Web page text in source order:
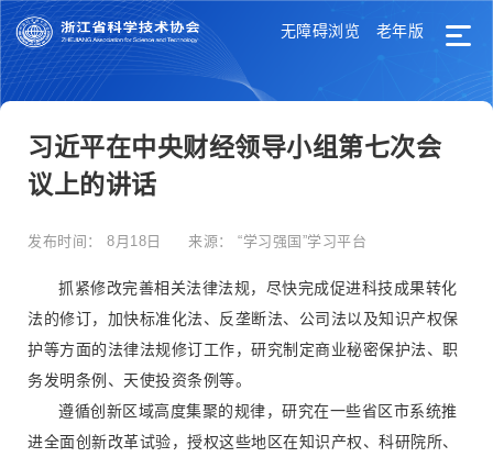
无障碍浏览 老年版
习近平在中央财经领导小组第七次会
议上的讲话
发布时间： 8月18日 来源： “学习强国”学习平台
抓紧修改完善相关法律法规，尽快完成促进科技成果转化
法的修订，加快标准化法、反垄断法、公司法以及知识产权保
护等方面的法律法规修订工作，研究制定商业秘密保护法、职
务发明条例、天使投资条例等。
遵循创新区域高度集聚的规律，研究在一些省区市系统推
进全面创新改革试验，授权这些地区在知识产权、科研院所、